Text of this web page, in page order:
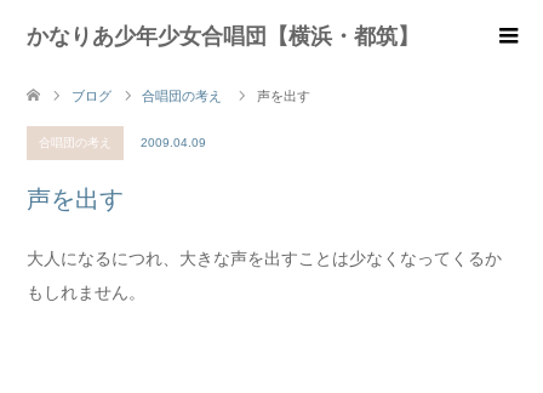
かなりあ少年少女合唱団【横浜・都筑】
ブログ 合唱団の考え 声を出す
合唱団の考え 2009.04.09
声を出す
大人になるにつれ、大きな声を出すことは少なくなってくるか
もしれません。